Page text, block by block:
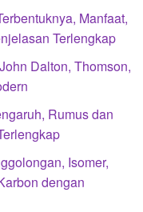
Manfaat,
Terlengkap
Dalton, Thomson,
Rumus dan
Isomer,
dengan